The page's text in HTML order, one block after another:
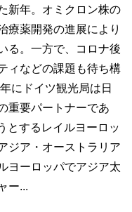
新年。オミクロン株の
療薬開発の進展により
る。一方で、コロナ後
ィなどの課題も待ち構
にドイツ観光局は日
重要パートナーであ
とするレイルヨーロッ
ジア・オーストラリア
ヨーロッパでアジア太
ー...